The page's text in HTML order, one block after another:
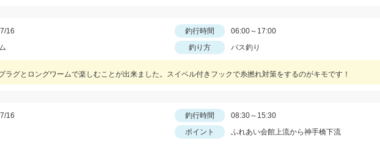
16 釣行時間
06:00～17:00
釣り方 バス釣り
ラグとロングワームで楽しむことが出来ました。スイベル付きフックで糸撚れ対策をするのがキモです！
16 釣行時間
08:30～15:30
ポイント
ふれあい会館上流から神手橋下流